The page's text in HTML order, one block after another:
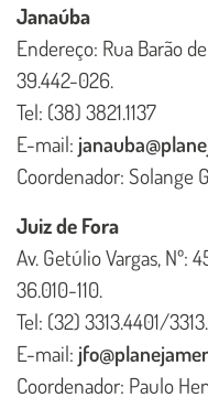
Janaúba
Endereço: Rua Barão
39.442-026.
Tel: (38) 3821.1137
E-mail:
Coordenador: Solange
Juiz de Fora
Av. Getúlio Vargas, Nº:
36.010-110.
Tel: (32) 3313.4401/
E-mail:
Coordenador: Paulo